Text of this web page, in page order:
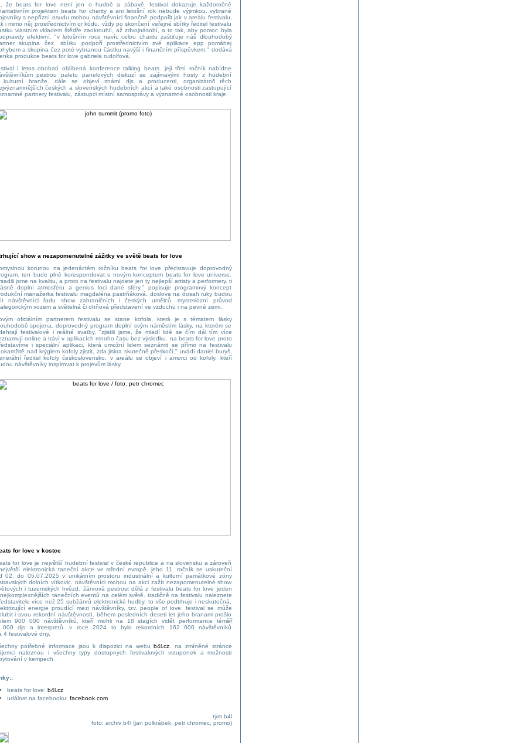
že beats for love není jen o hudbě a zábavě, festival dokazuje každoročně
projektem beats for charity a ani letošní rok nebude výjimkou. vybrané
s nepřízní osudu mohou návštěvníci finančně podpořit jak v areálu festivalu,
i mimo něj prostřednictvím qr kódu. vždy po skončení veřejné sbírky ředitel festivalu
vlastním vkladem štědře zaokrouhlí, až zdvojnásobí, a to tak, aby pomoc byla
efektivní. "v letošním roce navíc celou charitu zaštiťuje náš dlouhodobý
skupina čez. sbírku podpoří prostřednictvím své aplikace epp pomáhej
a skupina čez poté vybranou částku navýší i finančním příspěvkem," dodává
produkce beats for love gabriela rudolfová.
i letos obohatí oblíbená konference talking beats. její třetí ročník nabídne
pestrou paletu panelových diskuzí se zajímavými hosty z hudební
kulturní branže. dále se objeví známí djs a producenti, organizátoři těch
českých a slovenských hudebních akcí a také osobnosti zastupující
partnery festivalu, zástupci místní samosprávy a významné osobnosti kraje.
show a nezapomenutelné zážitky ve světě beats for love
korunou na jedenáctém ročníku beats for love představuje doprovodný
ten bude plně korespondovat s novým konceptem beats for love universe.
jsme na kvalitu, a proto na festivalu najdete jen ty nejlepší artisty a performery. ti
doplní atmosféru a genius loci dané sféry," popisuje programový koncept
manažerka festivalu magdaléna pastrňáková. doslova na dosah ruky budou
návštěvníci řadu show zahraničních i českých umělců, mysteriózní průvod
vozem a světelná či ohňová představení ve vzduchu i na pevné zemi.
oficiálním partnerem festivalu se stane kofola, která je s tématem lásky
spojena. doprovodný program doplní svým náměstím lásky, na kterém se
festivalové i reálné svatby. "zjistili jsme, že mladí lidé se čím dál tím více
online a tráví v aplikacích mnoho času bez výsledku. na beats for love proto
i speciální aplikaci, která umožní lidem seznámit se přímo na festivalu
nad krýglem kofoly zjistit, zda jiskra skutečně přeskočí," uvádí daniel buryš,
ředitel kofoly československo. v areálu se objeví i amorci od kofoly, kteří
návštěvníky inspirovat k projevům lásky.
for love v kostce
for love je největší hudební festival v české republice a na slovensku a zároveň
elektronická taneční akce ve střední evropě. jeho 11. ročník se uskuteční
02. do 05.07.2025 v unikátním prostoru industriální a kulturní památkové zóny
dolních vítkovic. návštěvníci mohou na akci zažít nezapomenutelné show
i tuzemských hvězd. žánrová pestrost dělá z festivalu beats for love jeden
tanečních eventů na celém světě. tradičně na festivalu naleznete
více než 25 subžánrů elektronické hudby. to vše podtrhuje i neskutečná,
energie proudící mezi návštěvníky, tzv. people of love. festival se může
i svou rekordní návštěvností. během posledních deseti let jeho branami prošlo
900 000 návštěvníků, kteří mohli na 18 stagích vidět performance téměř
000 djs a interpretů. v roce 2024 to bylo rekordních 162 000 návštěvníků
4 festivalové dny.
potřebné informace jsou k dispozici na webub4l.cz . na zmíněné stránce
naleznou i všechny typy dostupných festivalových vstupenek a možnosti
v kempech.
beats for love: b4l.cz
událost na facebooku: facebook.com
tým b4l
foto: archiv b4l (jan pulkrábek, petr chromec, promo)